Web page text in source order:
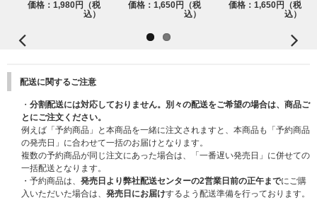
価格：1,980円（税
込）
価格：1,650円（税
込）
価格：1,650円（税
込）
配送に関するご注意
・ 分割配送には対応しておりません。別々の配送をご希望の場合は、商品ご
とにご注文ください。
例えば「予約商品」と本商品を一緒に注文されますと、本商品も「予約商品
の発売日」に合わせて一括のお届けとなります。
複数の予約商品が同じ注文にあった場合は、「一番遅い発売日」に併せての
一括配送となります。
・予約商品は、 発売日より弊社配送センターの2営業日前の正午までにご購
入いただいた場合は、 発売日にお届けするよう配送準備を行っております。